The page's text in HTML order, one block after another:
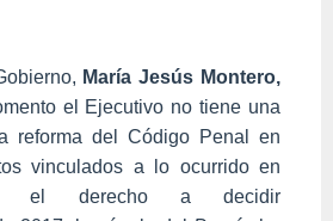
María Jesús Montero,
el Ejecutivo no tiene una
reforma del Código Penal en
vinculados a lo ocurrido en
el derecho a decidir